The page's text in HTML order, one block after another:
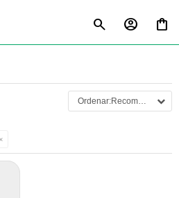
Recomendados